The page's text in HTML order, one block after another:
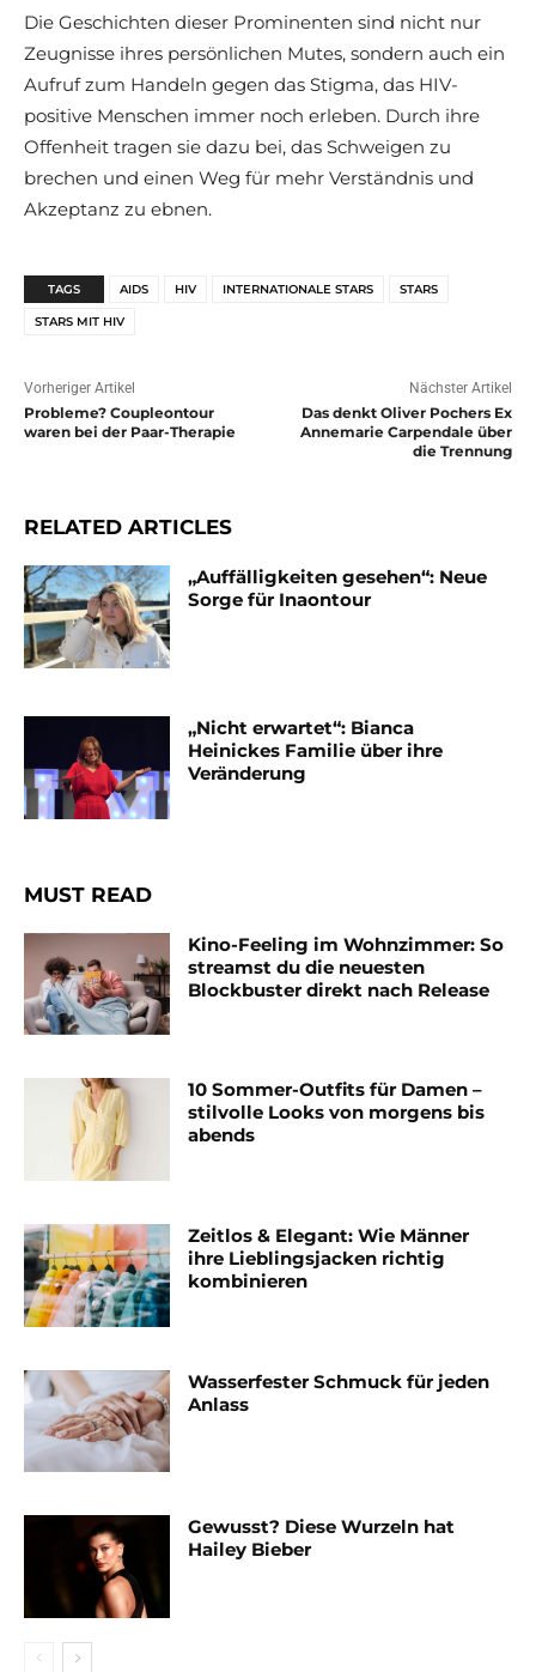
Die Geschichten dieser Prominenten sind nicht nur
Zeugnisse ihres persönlichen Mutes, sondern auch ein
Aufruf zum Handeln gegen das Stigma, das HIV-
positive Menschen immer noch erleben. Durch ihre
Offenheit tragen sie dazu bei, das Schweigen zu
brechen und einen Weg für mehr Verständnis und
Akzeptanz zu ebnen.
TAGS AIDS HIV INTERNATIONALE STARS STARS
STARS MIT HIV
Vorheriger Artikel
Probleme? Coupleontour
waren bei der Paar-Therapie
Nächster Artikel
Das denkt Oliver Pochers Ex
Annemarie Carpendale über
die Trennung
RELATED ARTICLES
„Auffälligkeiten gesehen“: Neue
Sorge für Inaontour
„Nicht erwartet“: Bianca
Heinickes Familie über ihre
Veränderung
MUST READ
Kino-Feeling im Wohnzimmer: So
streamst du die neuesten
Blockbuster direkt nach Release
10 Sommer-Outfits für Damen –
stilvolle Looks von morgens bis
abends
Zeitlos & Elegant: Wie Männer
ihre Lieblingsjacken richtig
kombinieren
Wasserfester Schmuck für jeden
Anlass
Gewusst? Diese Wurzeln hat
Hailey Bieber